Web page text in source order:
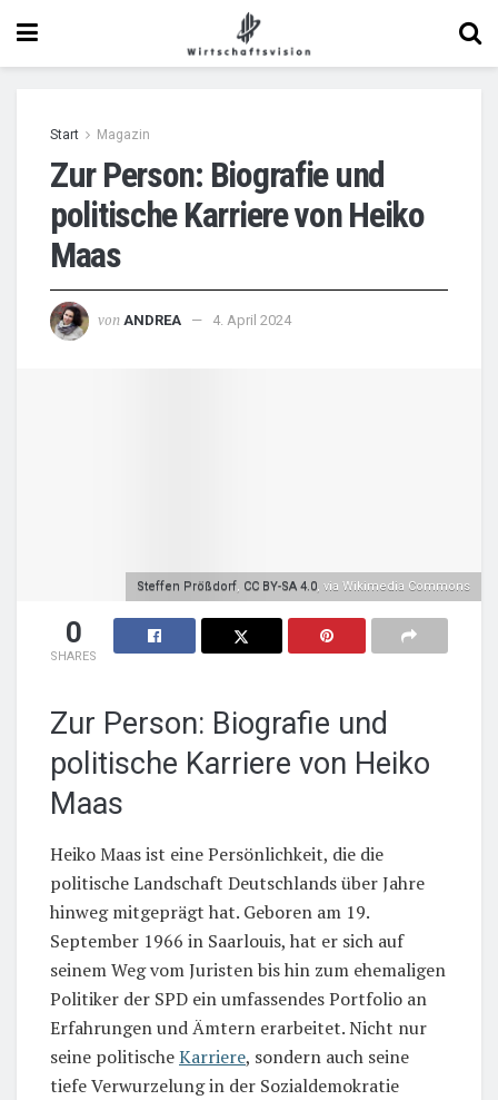
Start Magazin
Zur Person: Biografie und
politische Karriere von Heiko
Maas
von ANDREA 4. April 2024
Steffen Prößdorf, CC BY-SA 4.0, via Wikimedia Commons
0
SHARES
Zur Person: Biografie und
politische Karriere von Heiko
Maas
Heiko Maas ist eine Persönlichkeit, die die
politische Landschaft Deutschlands über Jahre
hinweg mitgeprägt hat. Geboren am 19.
September 1966 in Saarlouis, hat er sich auf
seinem Weg vom Juristen bis hin zum ehemaligen
Politiker der SPD ein umfassendes Portfolio an
Erfahrungen und Ämtern erarbeitet. Nicht nur
seine politischeKarriere, sondern auch seine
tiefe Verwurzelung in der Sozialdemokratie